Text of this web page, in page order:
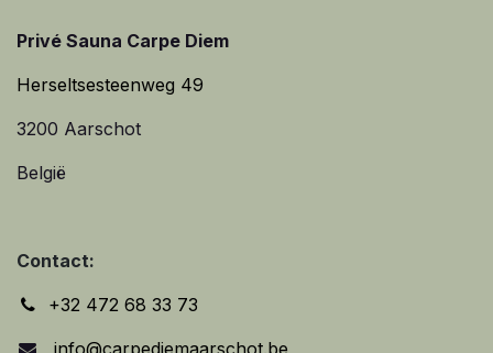
Privé Sauna Carpe Diem
Herseltsesteenweg 49
3200 Aarschot
België
Contact:
+32 472 68 33 73